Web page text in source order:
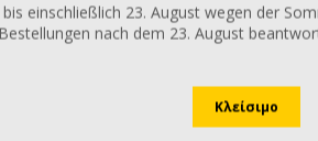
einschließlich 23. August wegen der
nach dem 23. August